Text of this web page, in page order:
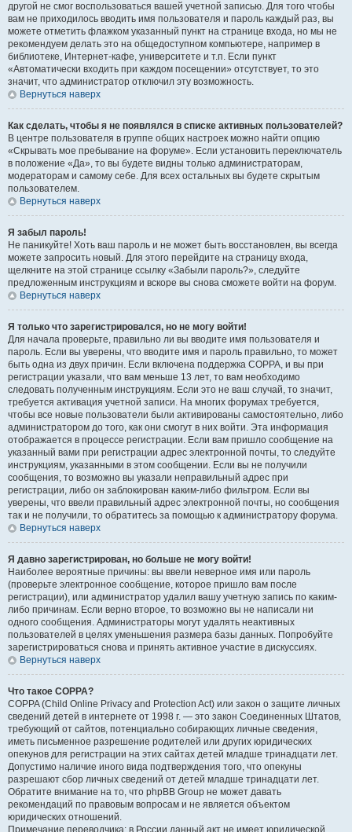
другой не смог воспользоваться вашей учетной записью. Для того чтобы
вам не приходилось вводить имя пользователя и пароль каждый раз, вы
можете отметить флажком указанный пункт на странице входа, но мы не
рекомендуем делать это на общедоступном компьютере, например в
библиотеке, Интернет-кафе, университете и т.п. Если пункт
«Автоматически входить при каждом посещении» отсутствует, то это
значит, что администратор отключил эту возможность.
Вернуться наверх
Как сделать, чтобы я не появлялся в списке активных пользователей?
В центре пользователя в группе общих настроек можно найти опцию
«Скрывать мое пребывание на форуме». Если установить переключатель
в положение «Да», то вы будете видны только администраторам,
модераторам и самому себе. Для всех остальных вы будете скрытым
пользователем.
Вернуться наверх
Я забыл пароль!
Не паникуйте! Хоть ваш пароль и не может быть восстановлен, вы всегда
можете запросить новый. Для этого перейдите на страницу входа,
щелкните на этой странице ссылку «Забыли пароль?», следуйте
предложенным инструкциям и вскоре вы снова сможете войти на форум.
Вернуться наверх
Я только что зарегистрировался, но не могу войти!
Для начала проверьте, правильно ли вы вводите имя пользователя и
пароль. Если вы уверены, что вводите имя и пароль правильно, то может
быть одна из двух причин. Если включена поддержка COPPA, и вы при
регистрации указали, что вам меньше 13 лет, то вам необходимо
следовать полученным инструкциям. Если это не ваш случай, то значит,
требуется активация учетной записи. На многих форумах требуется,
чтобы все новые пользователи были активированы самостоятельно, либо
администратором до того, как они смогут в них войти. Эта информация
отображается в процессе регистрации. Если вам пришло сообщение на
указанный вами при регистрации адрес электронной почты, то следуйте
инструкциям, указанными в этом сообщении. Если вы не получили
сообщения, то возможно вы указали неправильный адрес при
регистрации, либо он заблокирован каким-либо фильтром. Если вы
уверены, что ввели правильный адрес электронной почты, но сообщения
так и не получили, то обратитесь за помощью к администратору форума.
Вернуться наверх
Я давно зарегистрирован, но больше не могу войти!
Наиболее вероятные причины: вы ввели неверное имя или пароль
(проверьте электронное сообщение, которое пришло вам после
регистрации), или администратор удалил вашу учетную запись по каким-
либо причинам. Если верно второе, то возможно вы не написали ни
одного сообщения. Администраторы могут удалять неактивных
пользователей в целях уменьшения размера базы данных. Попробуйте
зарегистрироваться снова и принять активное участие в дискуссиях.
Вернуться наверх
Что такое COPPA?
COPPA (Child Online Privacy and Protection Act) или закон о защите личных
сведений детей в интернете от 1998 г. — это закон Соединенных Штатов,
требующий от сайтов, потенциально собирающих личные сведения,
иметь письменное разрешение родителей или других юридических
опекунов для регистрации на этих сайтах детей младше тринадцати лет.
Допустимо наличие иного вида подтверждения того, что опекуны
разрешают сбор личных сведений от детей младше тринадцати лет.
Обратите внимание на то, что phpBB Group не может давать
рекомендаций по правовым вопросам и не является объектом
юридических отношений.
Примечание переводчика: в России данный акт не имеет юридической